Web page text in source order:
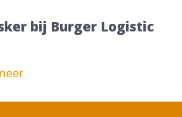
bij Burger Logistic